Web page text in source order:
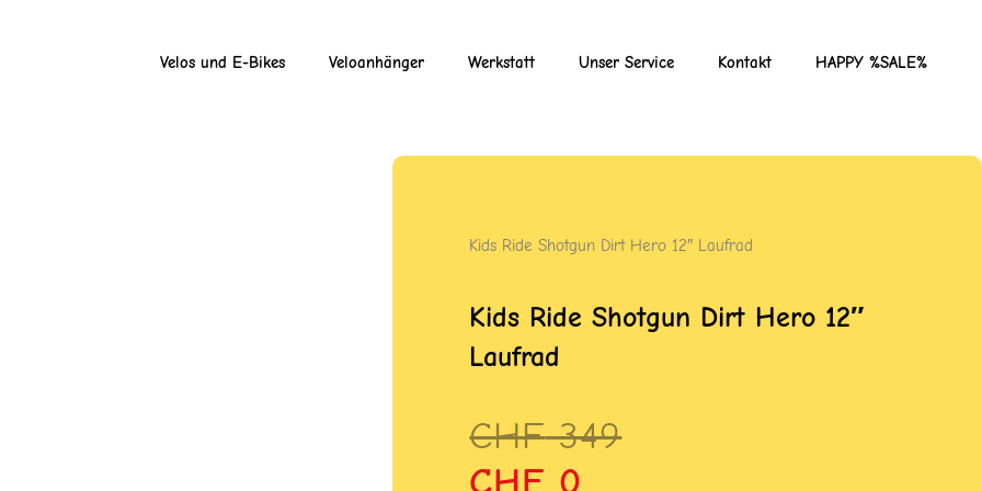
Velos und E-Bikes Veloanhänger Werkstatt Unser Service Kontakt HAPPY %SALE%
Kids Ride Shotgun Dirt Hero 12″ Laufrad
Kids Ride Shotgun Dirt Hero 12″
Laufrad
CHF349
Ursprünglicher
Preis
CHF 0
Aktueller
Preis